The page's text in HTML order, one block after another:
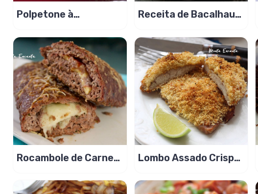
Polpetone à
Queijo
Receita de Bacalhau
Rocambole de Carne
puxa!
Lombo Assado Crispy,